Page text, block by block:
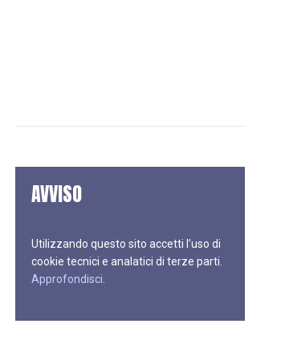
AVVISO
Utilizzando questo sito accetti l’uso di
cookie tecnici e analatici di terze parti.
Approfondisci